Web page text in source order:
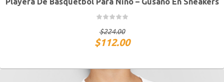
Chico Mediano Grande Extra Grande
$224.00
$112.00